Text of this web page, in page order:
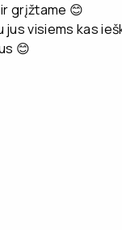
grįžtame 😊
jus visiems kas
😊